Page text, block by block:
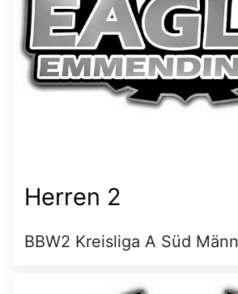
Herren 2
BBW2 Kreisliga A Süd